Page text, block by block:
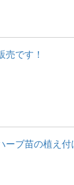
売です！
ブ苗の植え付